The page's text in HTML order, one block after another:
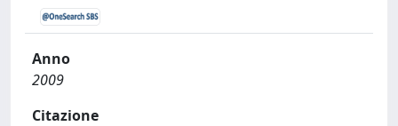
Anno
2009
Citazione